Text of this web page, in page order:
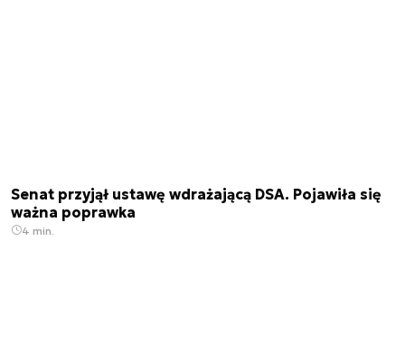
Senat przyjął ustawę wdrażającą DSA. Pojawiła się
ważna poprawka
4 min.